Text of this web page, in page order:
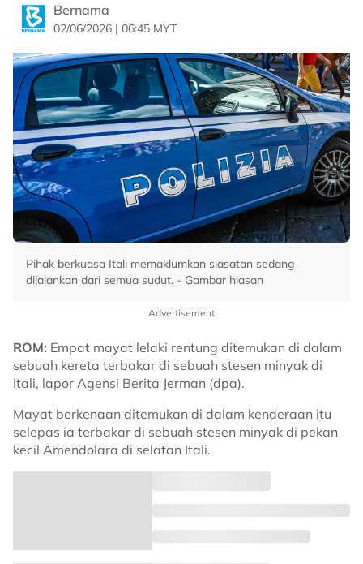
Bernama
02/06/2026 | 06:45 MYT
Pihak berkuasa Itali memaklumkan siasatan sedang
dijalankan dari semua sudut. - Gambar hiasan
Advertisement
ROM: Empat mayat lelaki rentung ditemukan di dalam
sebuah kereta terbakar di sebuah stesen minyak di
Itali, lapor Agensi Berita Jerman (dpa).
Mayat berkenaan ditemukan di dalam kenderaan itu
selepas ia terbakar di sebuah stesen minyak di pekan
kecil Amendolara di selatan Itali.